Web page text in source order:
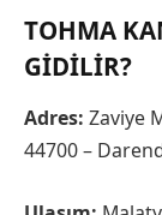
TOHMA
GIDILIR?
Adres: Zaviye
44700 –